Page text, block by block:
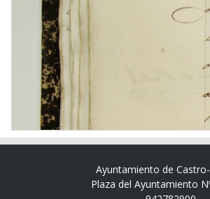
Ayuntamiento de
Plaza del Ayuntamiento